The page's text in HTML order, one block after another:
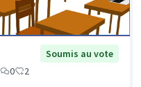
Soumis au vote
0 2